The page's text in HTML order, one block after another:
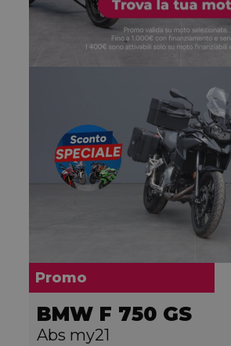
Promo
BMW F 750 GS
Abs my21